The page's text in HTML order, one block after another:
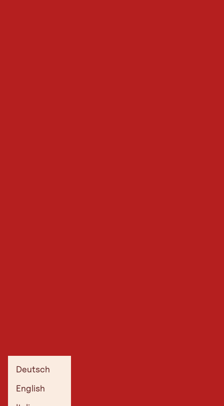
Deutsch
English